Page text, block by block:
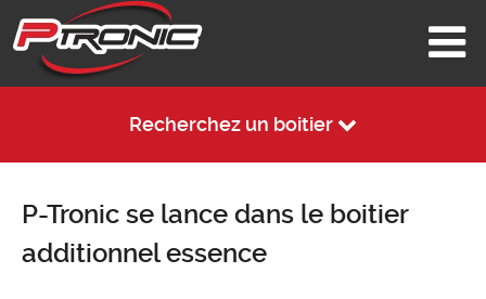
Recherchez un boitier
P-Tronic se lance dans le boitier
additionnel essence